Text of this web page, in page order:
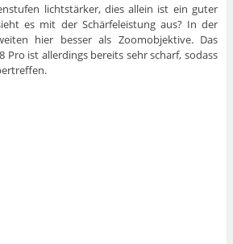
lichtstärker, dies allein ist ein guter
es mit der Schärfeleistung aus? In der
hier besser als Zoomobjektive. Das
Pro ist allerdings bereits sehr scharf, sodass